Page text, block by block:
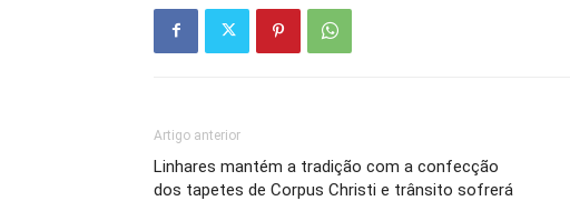
Artigo anterior
Linhares mantém a tradição com a confecção
dos tapetes de Corpus Christi e trânsito sofrerá